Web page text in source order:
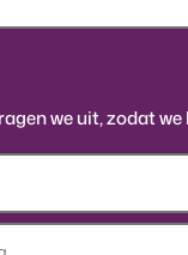
we uit, zodat